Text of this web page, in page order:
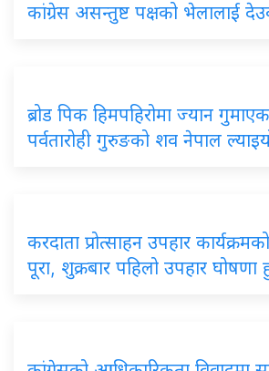
कांग्रेस असन्तुष्ट पक्षको भेलालाई
ब्रोड पिक हिमपहिरोमा ज्यान गुमाएका
पर्वतारोही गुरुङको शव नेपाल
करदाता प्रोत्साहन उपहार
पूरा, शुक्रबार पहिलो उपहार घोषणा